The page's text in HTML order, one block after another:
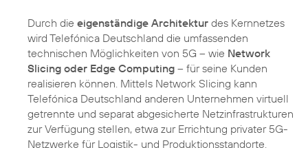
Durch die eigenständige Architektur des Kernnetzes
wird Telefónica Deutschland die umfassenden
technischen Möglichkeiten von 5G – wie Network
Slicing oder Edge Computing – für seine Kunden
realisieren können. Mittels Network Slicing kann
Telefónica Deutschland anderen Unternehmen virtuell
getrennte und separat abgesicherte Netzinfrastrukturen
zur Verfügung stellen, etwa zur Errichtung privater 5G-
Netzwerke für Logistik- und Produktionsstandorte.